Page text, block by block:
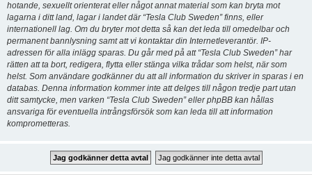
hotande, sexuellt orienterat eller något annat material som kan bryta mot
lagarna i ditt land, lagar i landet där “Tesla Club Sweden” finns, eller
internationell lag. Om du bryter mot detta så kan det leda till omedelbar och
permanent bannlysning samt att vi kontaktar din Internetleverantör. IP-
adressen för alla inlägg sparas. Du går med på att “Tesla Club Sweden” har
rätten att ta bort, redigera, flytta eller stänga vilka trådar som helst, när som
helst. Som användare godkänner du att all information du skriver in sparas i en
databas. Denna information kommer inte att delges till någon tredje part utan
ditt samtycke, men varken “Tesla Club Sweden” eller phpBB kan hållas
ansvariga för eventuella intrångsförsök som kan leda till att information
komprometteras.